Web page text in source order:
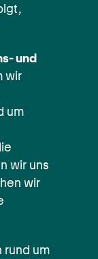
und
wir
um
wir uns
wir
rund um